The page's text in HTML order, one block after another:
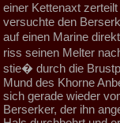
einer Kettenaxt
versuchte den
auf einen Marine
riss seinen Melter
stie� durch die
Mund des Khorne
sich gerade wieder
Berserker, der ihn